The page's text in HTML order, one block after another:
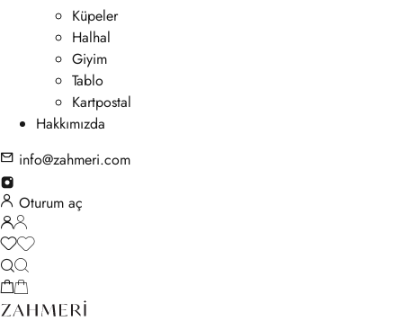
Küpeler
Halhal
Giyim
Tablo
Kartpostal
Hakkımızda
info@zahmeri.com
Oturum aç